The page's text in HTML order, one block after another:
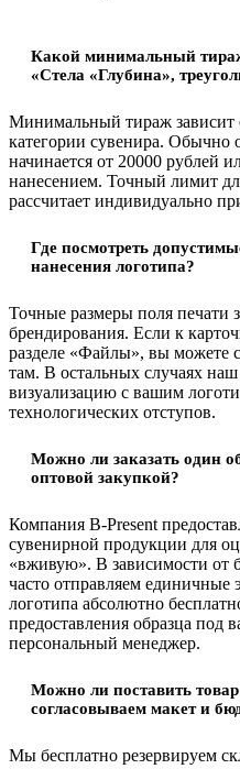
Какой минимальный
«Стела «Глубина»,
Минимальный тираж зависит
категории сувенира. Обычно
начинается от 20000 рублей
нанесением. Точный лимит
рассчитает индивидуально
Где посмотреть
нанесения логотипа?
Точные размеры поля печати
брендирования. Если к
разделе «Файлы», вы можете
там. В остальных случаях
визуализацию с вашим
технологических отступов.
Можно ли заказать один
оптовой закупкой?
Компания B-Present
сувенирной продукции для
«вживую». В зависимости от
часто отправляем единичные
логотипа абсолютно
предоставления образца под
персональный менеджер.
Можно ли поставить
согласовываем макет и
Мы бесплатно резервируем